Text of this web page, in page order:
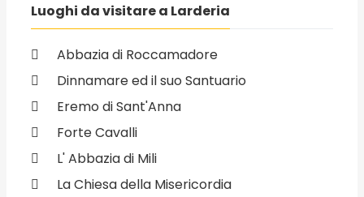
Luoghi da visitare a Larderia
Abbazia di Roccamadore
Dinnamare ed il suo Santuario
Eremo di Sant'Anna
Forte Cavalli
L' Abbazia di Mili
La Chiesa della Misericordia